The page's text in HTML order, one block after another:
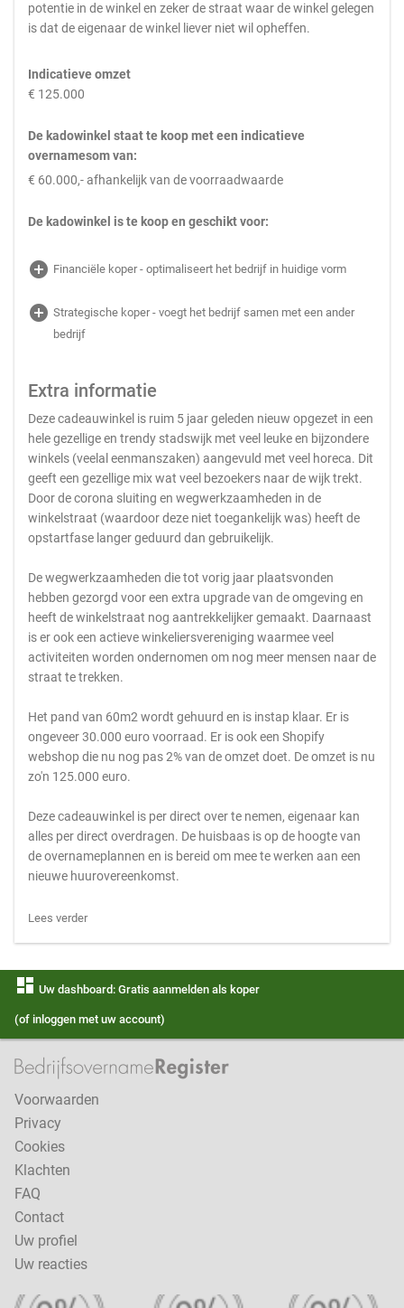
potentie in de winkel en zeker de straat waar de winkel gelegen
is dat de eigenaar de winkel liever niet wil opheffen.
Indicatieve omzet
€ 125.000
De kadowinkel staat te koop met een indicatieve
overnamesom van:
€ 60.000,- afhankelijk van de voorraadwaarde
De kadowinkel is te koop en geschikt voor:
add_circle Financiële koper - optimaliseert het bedrijf in huidige vorm
add_circle Strategische koper - voegt het bedrijf samen met een ander
bedrijf
Extra informatie
Deze cadeauwinkel is ruim 5 jaar geleden nieuw opgezet in een
hele gezellige en trendy stadswijk met veel leuke en bijzondere
winkels (veelal eenmanszaken) aangevuld met veel horeca. Dit
geeft een gezellige mix wat veel bezoekers naar de wijk trekt.
Door de corona sluiting en wegwerkzaamheden in de
winkelstraat (waardoor deze niet toegankelijk was) heeft de
opstartfase langer geduurd dan gebruikelijk.
De wegwerkzaamheden die tot vorig jaar plaatsvonden
hebben gezorgd voor een extra upgrade van de omgeving en
heeft de winkelstraat nog aantrekkelijker gemaakt. Daarnaast
is er ook een actieve winkeliersvereniging waarmee veel
activiteiten worden ondernomen om nog meer mensen naar de
straat te trekken.
Het pand van 60m2 wordt gehuurd en is instap klaar. Er is
ongeveer 30.000 euro voorraad. Er is ook een Shopify
webshop die nu nog pas 2% van de omzet doet. De omzet is nu
zo'n 125.000 euro.
Deze cadeauwinkel is per direct over te nemen, eigenaar kan
alles per direct overdragen. De huisbaas is op de hoogte van
de overnameplannen en is bereid om mee te werken aan een
nieuwe huurovereenkomst.
Lees verder
dashboard Uw dashboard: Gratis aanmelden als koper
(of inloggen met uw account)
Voorwaarden
Privacy
Cookies
Klachten
FAQ
Contact
Uw profiel
Uw reacties